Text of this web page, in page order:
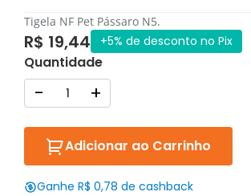
Tigela NF Pet Pássaro N5.
R$ 19,44 +5% de desconto no Pix
Quantidade
- +
Adicionar ao Carrinho
Ganhe R$ 0,78 de cashback